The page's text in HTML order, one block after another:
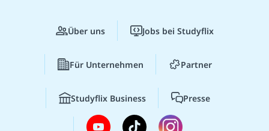
Über uns Jobs bei Studyflix
Für Unternehmen Partner
Studyflix Business Presse